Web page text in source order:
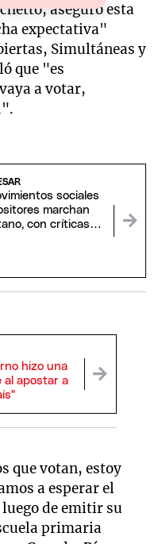
aseguró esta
expectativa"
Simultáneas y
que "es
a votar,
sociales
marchan
con críticas al
hizo una
al apostar a
que votan, estoy
a esperar el
de emitir su
primaria